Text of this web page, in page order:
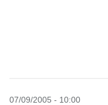
07/09/2005 - 10:00